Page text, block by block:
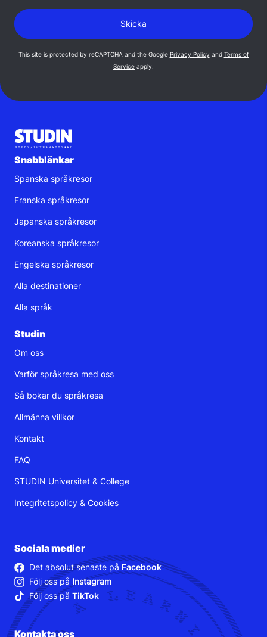
This site is protected by reCAPTCHA and the Google Privacy Policy and Terms of
Service apply.
Snabblänkar
Spanska språkresor
Franska språkresor
Japanska språkresor
Koreanska språkresor
Engelska språkresor
Alla destinationer
Alla språk
Studin
Om oss
Varför språkresa med oss
Så bokar du språkresa
Allmänna villkor
Kontakt
FAQ
STUDIN Universitet & College
Integritetspolicy & Cookies
Sociala medier
Det absolut senaste på Facebook
Följ oss på Instagram
Följ oss på TikTok
Kontakta oss